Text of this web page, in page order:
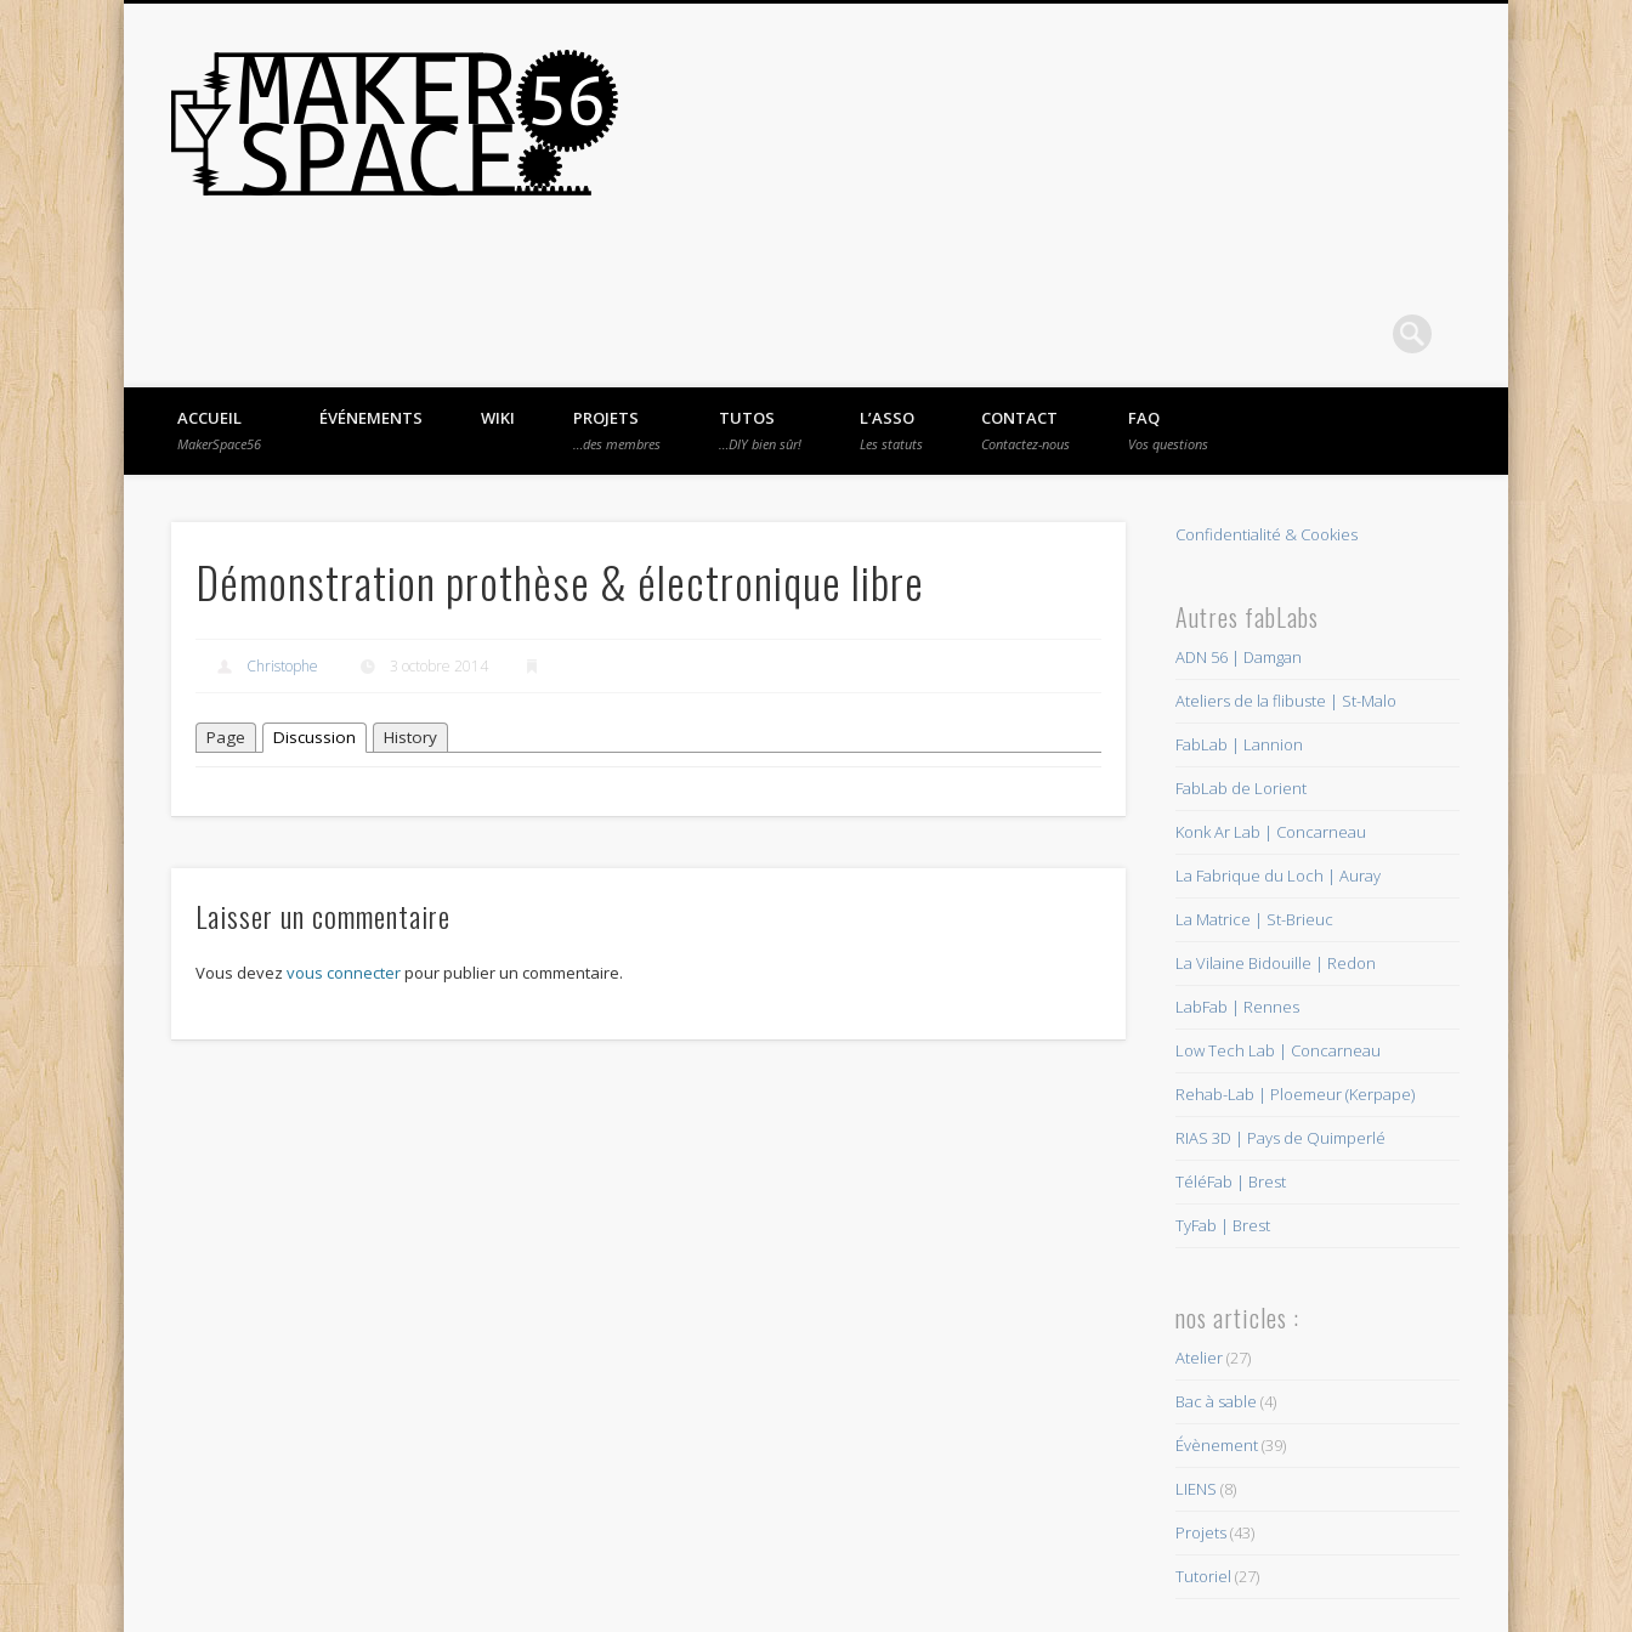
MakerSpace56
ACCUEIL
MakerSpace56
ÉVÉNEMENTS WIKI PROJETS
…des membres
TUTOS
…DIY bien sûr!
L’ASSO
Les statuts
CONTACT
Contactez-nous
FAQ
Vos questions
Démonstration prothèse & électronique libre
Christophe 3 octobre 2014
Page Discussion History
Laisser un commentaire
Vous devez vous connecterpour publier un commentaire.
Confidentialité & Cookies
Autres fabLabs
ADN 56 | Damgan
Ateliers de la flibuste | St-Malo
FabLab | Lannion
FabLab de Lorient
Konk Ar Lab | Concarneau
La Fabrique du Loch | Auray
La Matrice | St-Brieuc
La Vilaine Bidouille | Redon
LabFab | Rennes
Low Tech Lab | Concarneau
Rehab-Lab | Ploemeur (Kerpape)
RIAS 3D | Pays de Quimperlé
TéléFab | Brest
TyFab | Brest
nos articles :
Atelier(27)
Bac à sable (4)
Évènement(39)
LIENS (8)
Projets(43)
Tutoriel (27)